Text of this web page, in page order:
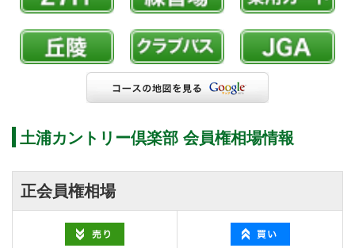
土浦カントリー倶楽部 会員権相場情報
正会員権相場